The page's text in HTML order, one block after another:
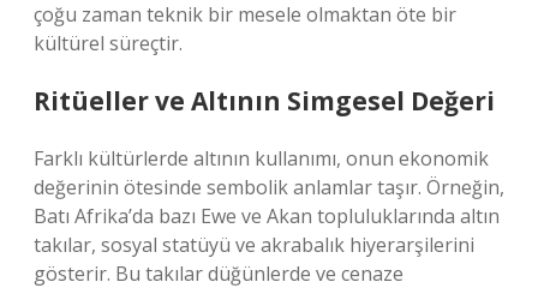
çoğu zaman teknik bir mesele olmaktan öte bir
kültürel süreçtir.
Ritüeller ve Altının Simgesel Değeri
Farklı kültürlerde altının kullanımı, onun ekonomik
değerinin ötesinde sembolik anlamlar taşır. Örneğin,
Batı Afrika’da bazı Ewe ve Akan topluluklarında altın
takılar, sosyal statüyü ve akrabalık hiyerarşilerini
gösterir. Bu takılar düğünlerde ve cenaze